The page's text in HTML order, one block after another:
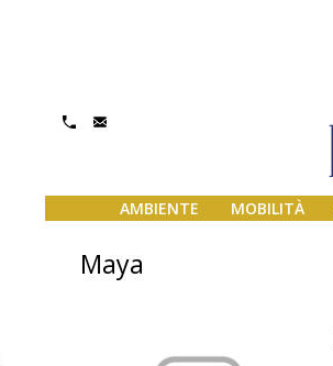
AMBIENTE MOBILITÀ
Maya